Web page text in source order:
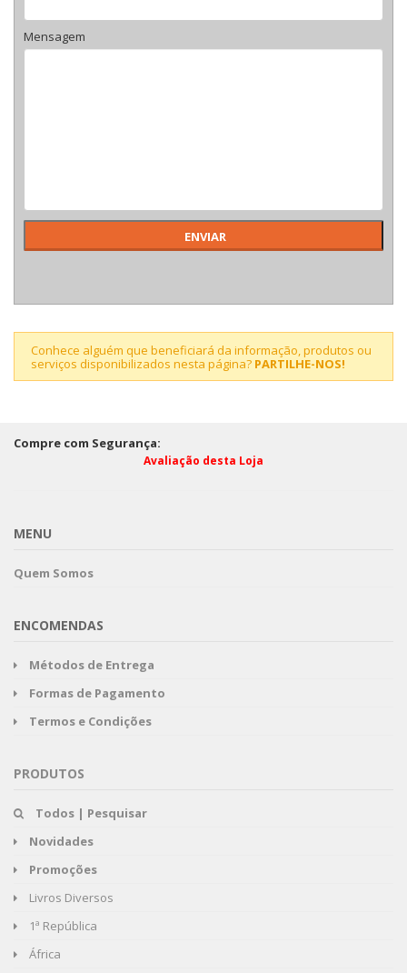
Mensagem
Conhece alguém que beneficiará da informação, produtos ou
serviços disponibilizados nesta página? PARTILHE-NOS!
Compre com Segurança:
Avaliação desta Loja
MENU
Quem Somos
ENCOMENDAS
Métodos de Entrega
Formas de Pagamento
Termos e Condições
PRODUTOS
Todos | Pesquisar
Novidades
Promoções
Livros Diversos
1ª República
África